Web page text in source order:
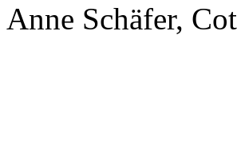
Anne Schäfer,